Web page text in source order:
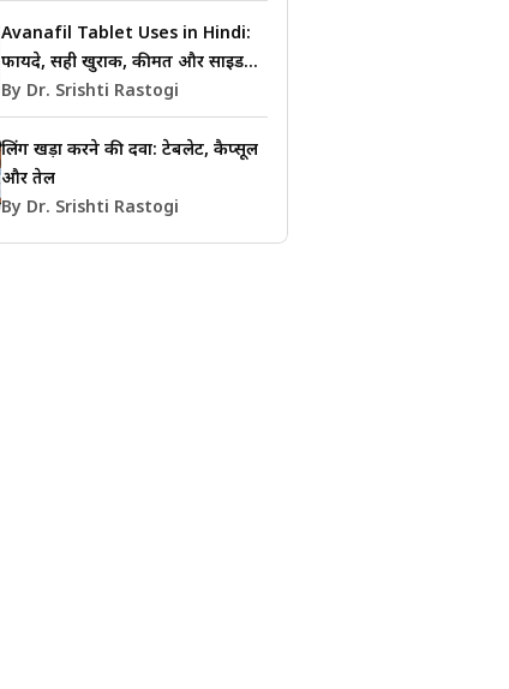
Avanafil Tablet Uses in Hindi:
फायदे, सही खुराक, कीमत और साइड
इफेक्ट्स की जानकारी
By Dr. Srishti Rastogi
लिंग खड़ा करने की दवा: टेबलेट, कैप्सूल
और तेल
By Dr. Srishti Rastogi